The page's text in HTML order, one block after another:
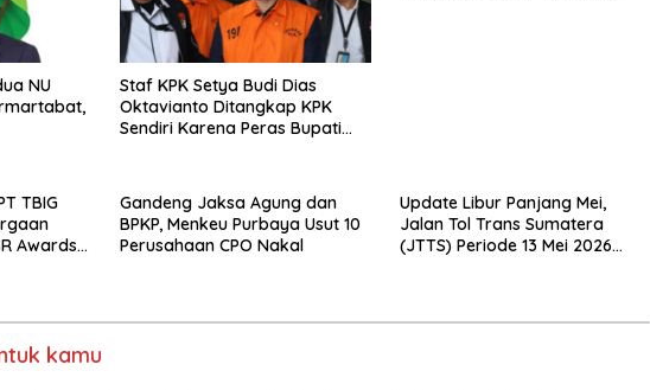
NU
Staf KPK Setya Budi Dias
Oktavianto Ditangkap KPK
Sendiri Karena Peras Bupati
TBIG
Awards
Gandeng Jaksa Agung dan
BPKP, Menkeu Purbaya Usut 10
Perusahaan CPO Nakal
Update Libur Panjang Mei,
Jalan Tol Trans Sumatera
(JTTS) Periode 13 Mei 2026
kamu